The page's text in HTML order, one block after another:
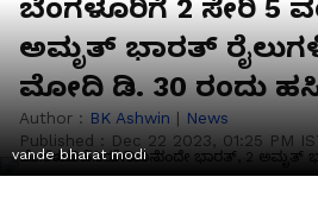
ಬೆಂಗಳೂರಿಗೆ 2 ಸೇರಿ 5
ಅಮೃತ್ ಭಾರತ್
ಮೋದಿ ಡಿ. 30 ರಂದು
Author : BK Ashwin | News
Published : Dec 22 2023, 01:25 PM
vande bharat modi